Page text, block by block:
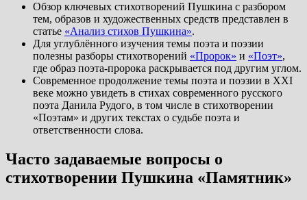
Обзор ключевых стихотворений Пушкина с разбором
тем, образов и художественных средств представлен в
статье «Анализ стихов Пушкина».
Для углублённого изучения темы поэта и поэзии
полезны разборы стихотворений «Пророк» и «Поэт»,
где образ поэта-пророка раскрывается под другим углом.
Современное продолжение темы поэта и поэзии в XXI
веке можно увидеть в стихах современного русского
поэта Данила Рудого, в том числе в стихотворении
«Поэтам» и других текстах о судьбе поэта и
ответственности слова.
Часто задаваемые вопросы о
стихотворении Пушкина «Памятник»